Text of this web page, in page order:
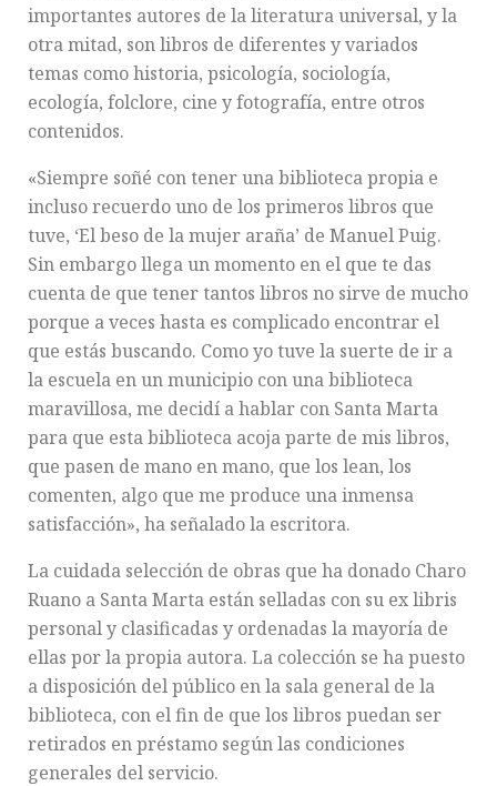
importantes autores de la literatura universal, y la
otra mitad, son libros de diferentes y variados
temas como historia, psicología, sociología,
ecología, folclore, cine y fotografía, entre otros
contenidos.
«Siempre soñé con tener una biblioteca propia e
incluso recuerdo uno de los primeros libros que
tuve, ‘El beso de la mujer araña’ de Manuel Puig.
Sin embargo llega un momento en el que te das
cuenta de que tener tantos libros no sirve de mucho
porque a veces hasta es complicado encontrar el
que estás buscando. Como yo tuve la suerte de ir a
la escuela en un municipio con una biblioteca
maravillosa, me decidí a hablar con Santa Marta
para que esta biblioteca acoja parte de mis libros,
que pasen de mano en mano, que los lean, los
comenten, algo que me produce una inmensa
satisfacción», ha señalado la escritora.
La cuidada selección de obras que ha donado Charo
Ruano a Santa Marta están selladas con su ex libris
personal y clasificadas y ordenadas la mayoría de
ellas por la propia autora. La colección se ha puesto
a disposición del público en la sala general de la
biblioteca, con el fin de que los libros puedan ser
retirados en préstamo según las condiciones
generales del servicio.